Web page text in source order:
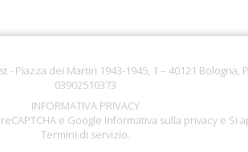
- Piazza dei Martiri 1943-1945, 1 – 40121 Bologna,
03902510373
INFORMATIVA PRIVACY
e Google Informativa sulla privacy e Si
Termini di servizio